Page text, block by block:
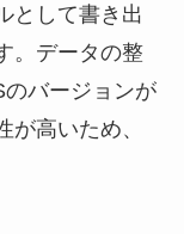
として書き出
。データの整
バージョンが
高いため、